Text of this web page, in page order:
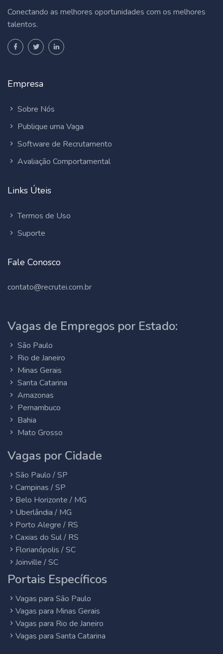
Conectando as melhores oportunidades com os melhores
talentos.
Empresa
Sobre Nós
Publique uma Vaga
Software de Recrutamento
Avaliação Comportamental
Links Úteis
Termos de Uso
Suporte
Fale Conosco
contato@recrutei.com.br
Vagas de Empregos por Estado:
São Paulo
Rio de Janeiro
Minas Gerais
Santa Catarina
Amazonas
Pernambuco
Bahia
Mato Grosso
Vagas por Cidade
São Paulo / SP
Campinas / SP
Belo Horizonte / MG
Uberlândia / MG
Porto Alegre / RS
Caxias do Sul / RS
Florianópolis / SC
Joinville / SC
Portais Específicos
Vagas para São Paulo
Vagas para Minas Gerais
Vagas para Rio de Janeiro
Vagas para Santa Catarina